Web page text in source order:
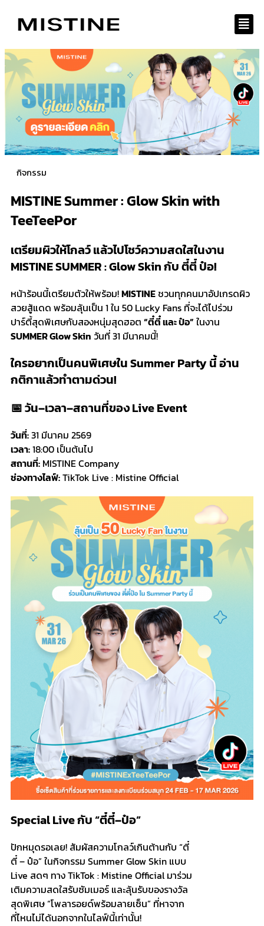
content
กิจกรรม
MISTINE Summer : Glow Skin with
TeeTeePor
เตรียมผิวให้โกลว์ แล้วไปโชว์ความสดใสในงาน
MISTINE SUMMER : Glow Skin กับ ตี๋ตี๋ ป๋อ!
หน้าร้อนนี้เตรียมตัวให้พร้อม!MISTINEชวนทุกคนมาอัปเกรดผิว
สวยสู้แดด พร้อมลุ้นเป็น 1 ใน 50 Lucky Fans ที่จะได้ไปร่วม
ปาร์ตี้สุดพิเศษกับสองหนุ่มสุดฮอต “ตี๋ตี๋ และ ป๋อ” ในงาน
SUMMER Glow Skin วันที่ 31 มีนาคมนี้!
ใครอยากเป็นคนพิเศษใน Summer Party นี้ อ่าน
กติกาแล้วทำตามด่วน!
📅 วัน–เวลา–สถานที่ของ Live Event
วันที่:31 มีนาคม 2569
เวลา:18:00 เป็นต้นไป
สถานที่: MISTINE Company
ช่องทางไลฟ์:TikTok Live :Mistine Official
Special Live กับ “ตี๋ตี๋–ป๋อ”
ปักหมุดรอเลย! สัมผัสความโกลว์เกินต้านกับ “ตี๋
ตี๋ – ป๋อ” ในกิจกรรม Summer Glow Skin แบบ
Live สดๆ ทาง TikTok : Mistine Official มาร่วม
เติมความสดใสรับซัมเมอร์ และลุ้นรับของรางวัล
สุดพิเศษ “โพลารอยด์พร้อมลายเซ็น” ที่หาจาก
ที่ไหนไม่ได้นอกจากในไลฟ์นี้เท่านั้น!